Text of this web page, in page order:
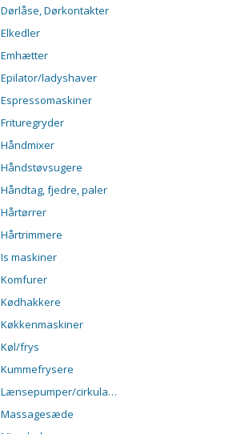
Dørlåse, Dørkontakter
Elkedler
Emhætter
Epilator/ladyshaver
Espressomaskiner
Frituregryder
Håndmixer
Håndstøvsugere
Håndtag, fjedre, paler
Hårtørrer
Hårtrimmere
Is maskiner
Komfurer
Kødhakkere
Køkkenmaskiner
Køl/frys
Kummefrysere
Lænsepumper/cirkulationspumper
Massagesæde